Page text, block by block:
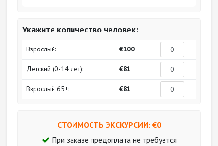
Укажите количество человек:
Взрослый: €100
Детский (0-14 лет): €81
Взрослый 65+: €81
СТОИМОСТЬ ЭКСКУРСИИ: €0
При заказе предоплата не требуется